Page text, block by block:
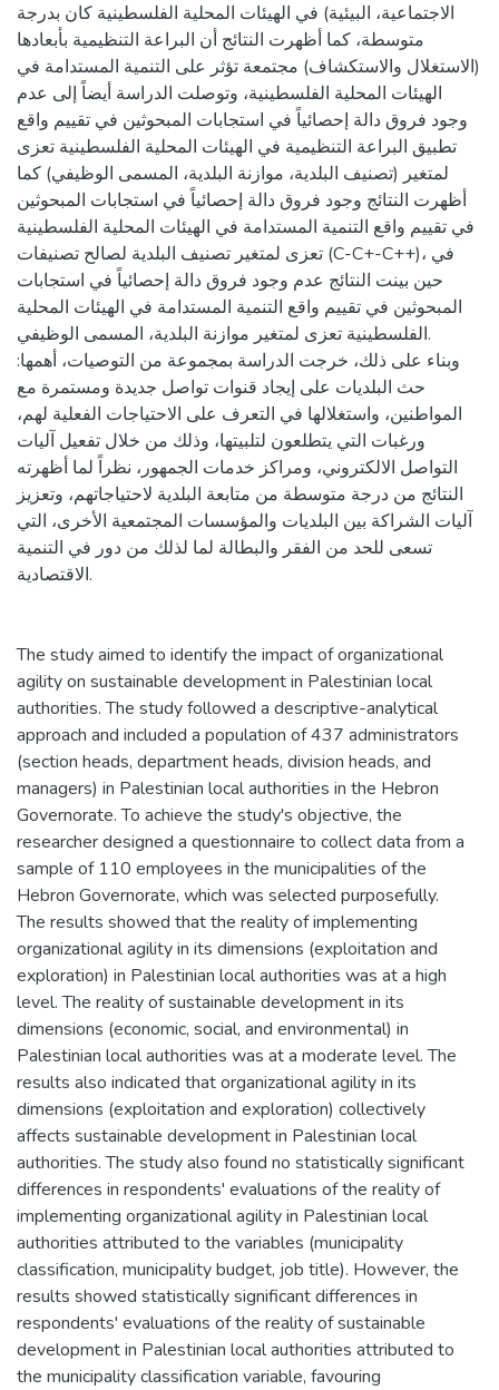
الاجتماعية، البيئية) في الهيئات المحلية الفلسطينية كان بدرجة
متوسطة، كما أظهرت النتائج أن البراعة التنظيمية بأبعادها
(الاستغلال والاستكشاف) مجتمعة تؤثر على التنمية المستدامة في
الهيئات المحلية الفلسطينية، وتوصلت الدراسة أيضاً إلى عدم
وجود فروق دالة إحصائياً في استجابات المبحوثين في تقييم واقع
تطبيق البراعة التنظيمية في الهيئات المحلية الفلسطينية تعزى
لمتغير (تصنيف البلدية، موازنة البلدية، المسمى الوظيفي) كما
أظهرت النتائج وجود فروق دالة إحصائياً في استجابات المبحوثين
في تقييم واقع التنمية المستدامة في الهيئات المحلية الفلسطينية
تعزى لمتغير تصنيف البلدية لصالح تصنيفات (C-C+-C++)، في
حين بينت النتائج عدم وجود فروق دالة إحصائياً في استجابات
المبحوثين في تقييم واقع التنمية المستدامة في الهيئات المحلية
الفلسطينية تعزى لمتغير موازنة البلدية، المسمى الوظيفي.
وبناء على ذلك، خرجت الدراسة بمجموعة من التوصيات، أهمها:
حث البلديات على إيجاد قنوات تواصل جديدة ومستمرة مع
المواطنين، واستغلالها في التعرف على الاحتياجات الفعلية لهم،
ورغبات التي يتطلعون لتلبيتها، وذلك من خلال تفعيل آليات
التواصل الالكتروني، ومراكز خدمات الجمهور، نظراً لما أظهرته
النتائج من درجة متوسطة من متابعة البلدية لاحتياجاتهم، وتعزيز
آليات الشراكة بين البلديات والمؤسسات المجتمعية الأخرى، التي
تسعى للحد من الفقر والبطالة لما لذلك من دور في التنمية
الاقتصادية.
The study aimed to identify the impact of organizational
agility on sustainable development in Palestinian local
authorities. The study followed a descriptive-analytical
approach and included a population of 437 administrators
(section heads, department heads, division heads, and
managers) in Palestinian local authorities in the Hebron
Governorate. To achieve the study's objective, the
researcher designed a questionnaire to collect data from a
sample of 110 employees in the municipalities of the
Hebron Governorate, which was selected purposefully.
The results showed that the reality of implementing
organizational agility in its dimensions (exploitation and
exploration) in Palestinian local authorities was at a high
level. The reality of sustainable development in its
dimensions (economic, social, and environmental) in
Palestinian local authorities was at a moderate level. The
results also indicated that organizational agility in its
dimensions (exploitation and exploration) collectively
affects sustainable development in Palestinian local
authorities. The study also found no statistically significant
differences in respondents' evaluations of the reality of
implementing organizational agility in Palestinian local
authorities attributed to the variables (municipality
classification, municipality budget, job title). However, the
results showed statistically significant differences in
respondents' evaluations of the reality of sustainable
development in Palestinian local authorities attributed to
the municipality classification variable, favouring